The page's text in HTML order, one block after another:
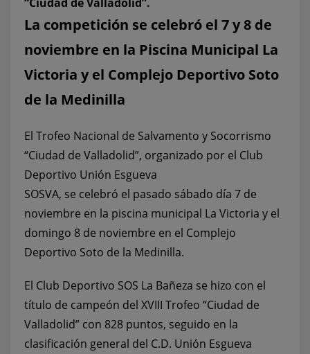
La competición se celebró el 7 y 8 de
noviembre en la Piscina Municipal La
Victoria y el Complejo Deportivo Soto
de la Medinilla
El Trofeo Nacional de Salvamento y Socorrismo
“Ciudad de Valladolid”, organizado por el Club
Deportivo Unión Esgueva
SOSVA, se celebró el pasado sábado día 7 de
noviembre en la piscina municipal La Victoria y el
domingo 8 de noviembre en el Complejo
Deportivo Soto de la Medinilla.
El Club Deportivo SOS La Bañeza se hizo con el
título de campeón del XVIII Trofeo “Ciudad de
Valladolid” con 828 puntos, seguido en la
clasificación general del C.D. Unión Esgueva